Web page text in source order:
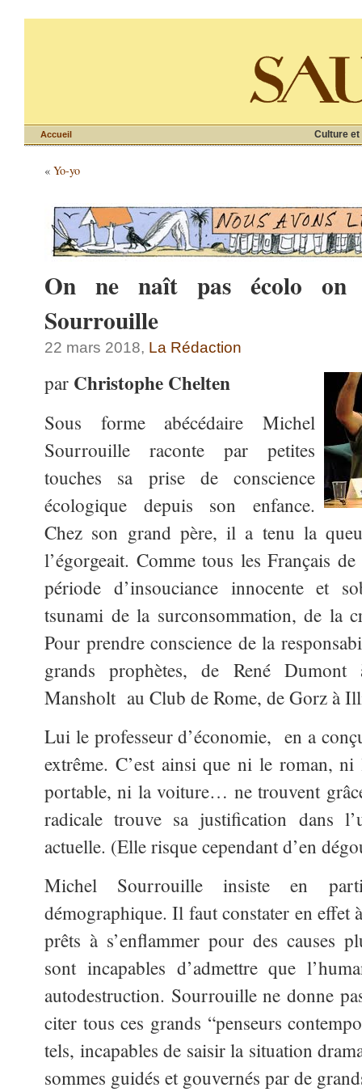
Culture et
Accueil
« Yo-yo
On ne naît pas écolo on
Sourrouille
22 mars 2018, La Rédaction
par Christophe Chelten
Sous forme abécédaire Michel
Sourrouille raconte par petites
touches sa prise de conscience
écologique depuis son enfance.
Chez son grand père, il a tenu la
l’égorgeait. Comme tous les Français
période d’insouciance innocente et
tsunami de la surconsommation, de la
Pour prendre conscience de la
grands prophètes, de René
Mansholt au Club de Rome, de Gorz à
Lui le professeur d’économie, en a
extrême. C’est ainsi que ni le roman,
portable, ni la voiture… ne trouvent
radicale trouve sa justification dans
actuelle. (Elle risque cependant d’en
Michel Sourrouille insiste en
démographique. Il faut constater en effet
prêts à s’enflammer pour des causes
sont incapables d’admettre que
autodestruction. Sourrouille ne donne
citer tous ces grands “penseurs
tels, incapables de saisir la situation
sommes guidés et gouvernés par de